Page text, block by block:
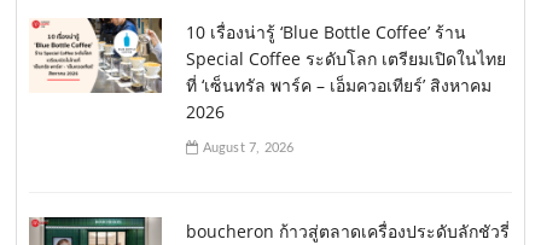
10 เรื่องน่ารู้ ‘Blue Bottle Coffee’ ร้าน
Special Coffee ระดับโลก เตรียมเปิดในไทย
ที่ ‘เซ็นทรัล พาร์ค – เอ็มควอเทียร์’ สิงหาคม
2026
August 7, 2026
boucheron ก้าวสู่ตลาดเครื่องประดับลักชัวรี่